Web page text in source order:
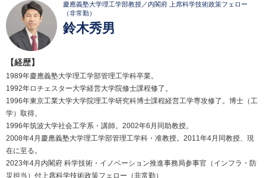
慶應義塾大学理工学部教授／内閣府 上席科学技術政策フェロー
（非常勤）
鈴木秀男
【経歴】
1989年慶應義塾大学理工学部管理工学科卒業。
1992年ロチェスター大学経営大学院修士課程修了。
1996年東京工業大学大学院理工学研究科博士課程経営工学専攻修了。博士（工
学）取得。
1996年筑波大学社会工学系・講師。2002年6月同助教授。
2008年4月慶應義塾大学理工学部管理工学科・准教授。2011年4月同教授、現
在に至る。
2023年4月内閣府 科学技術・イノベーション推進事務局参事官（インフラ・防
災担当）付上席科学技術政策フェロー（非常勤）